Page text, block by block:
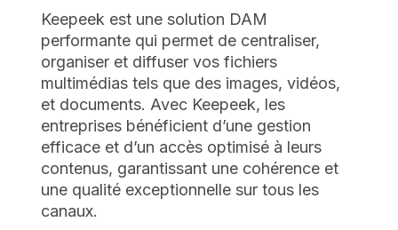
Keepeek est une solution DAM
performante qui permet de centraliser,
organiser et diffuser vos fichiers
multimédias tels que des images, vidéos,
et documents. Avec Keepeek, les
entreprises bénéficient d’une gestion
efficace et d’un accès optimisé à leurs
contenus, garantissant une cohérence et
une qualité exceptionnelle sur tous les
canaux.